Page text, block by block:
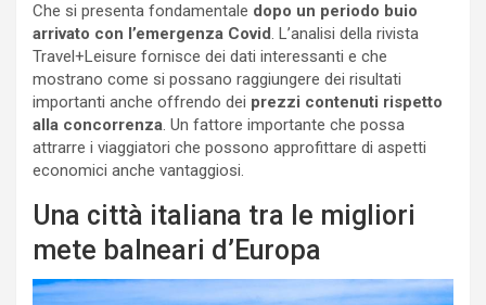
Che si presenta fondamentale dopo un periodo buio
arrivato con l’emergenza Covid. L’analisi della rivista
Travel+Leisure fornisce dei dati interessanti e che
mostrano come si possano raggiungere dei risultati
importanti anche offrendo dei prezzi contenuti rispetto
alla concorrenza. Un fattore importante che possa
attrarre i viaggiatori che possono approfittare di aspetti
economici anche vantaggiosi.
Una città italiana tra le migliori
mete balneari d’Europa